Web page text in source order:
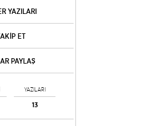
YAZILARI
ET
PAYLAŞ
YAZILARI
13